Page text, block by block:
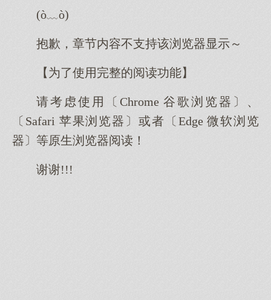
(ò﹏ò)
抱歉，章节内容不支持该浏览器显示～
【为了使用完整的阅读功能】
请考虑使用〔Chrome 谷歌浏览器〕、
〔Safari 苹果浏览器〕或者〔Edge 微软浏览
器〕等原生浏览器阅读！
谢谢!!!